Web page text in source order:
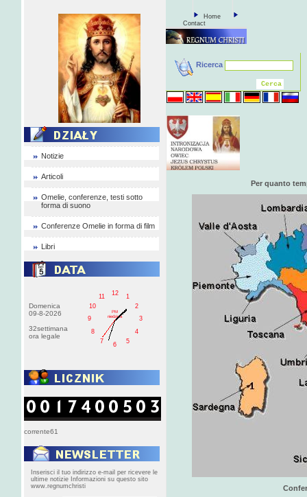
Notizie
Articoli
Omelie, conferenze, testi sotto
forma di suono
Conferenze Omelie in forma di film
Libri
Domenica
09-8-2026
32settimana
ora legale
1
2
3
4
5
6
7
8
9
10
11
12
PM
niedziela
corrente61
Inserisci il tuo indirizzo e-mail per ricevere le
ultime notizie Informazioni su questo sito
www.regnumchristi
Home
Contact
Ricerca
Per quanto